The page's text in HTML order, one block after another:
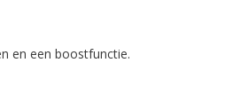
en een boostfunctie.